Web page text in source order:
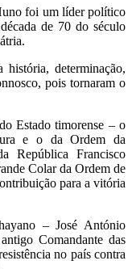
foi um líder político
de 70 do século
história, determinação,
pois tornaram o
Estado timorense – o
e o da Ordem da
República Francisco
Colar da Ordem de
para a vitória
– José António
Comandante das
no país contra